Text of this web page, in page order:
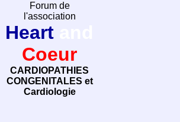
Forum de
l'association
Heart
Coeur
CARDIOPATHIES
CONGENITALES et
Cardiologie